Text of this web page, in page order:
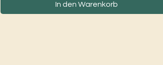
In den Warenkorb